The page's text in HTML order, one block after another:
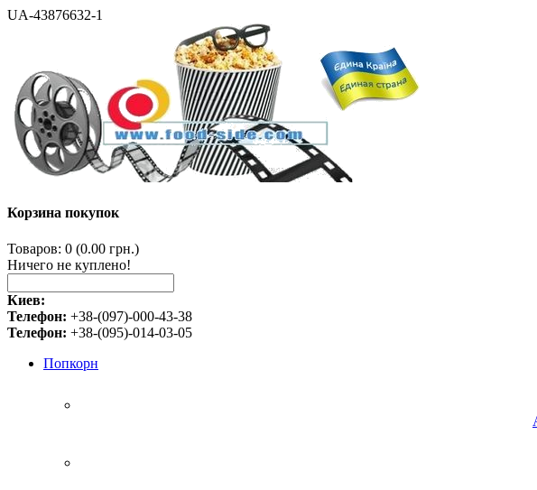
UA-43876632-1
Корзина покупок
Товаров: 0 (0.00 грн.)
Ничего не куплено!
Киев:
Телефон: +38-(097)-000-43-38
Телефон: +38-(095)-014-03-05
Попкорн